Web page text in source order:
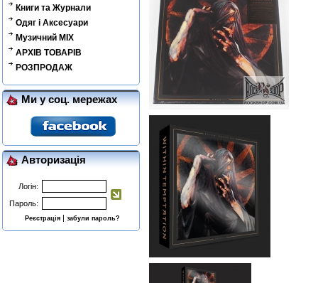
Книги та Журнали
Одяг і Аксесуари
Музичний MIX
АРХІВ ТОВАРІВ
РОЗПРОДАЖ
Ми у соц. мережах
Авторизація
Логін:
Пароль:
Реєстрація |забули пароль?